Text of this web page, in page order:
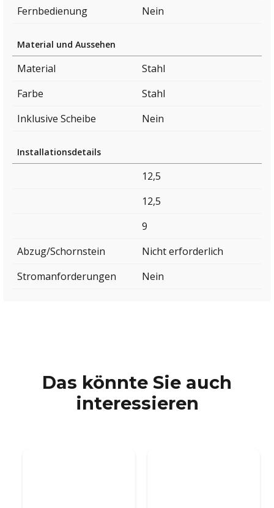
Fernbedienung
Nein
Material und Aussehen
Material
Stahl
Farbe
Stahl
Inklusive Scheibe
Nein
Installationsdetails
12,5
12,5
9
Abzug/Schornstein
Nicht erforderlich
Stromanforderungen
Nein
Das könnte Sie auch
interessieren